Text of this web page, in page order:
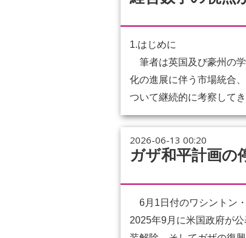
1.はじめに
筆者は英国及び豪州の
化の進展に伴う市場統合
ついて継続的に考察して
2026-06-13 00:20
ガザ和平計画
6月1日付のワシントン
2025年9月に米国政府が